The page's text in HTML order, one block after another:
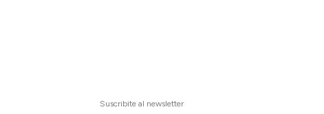
Suscribite al newsletter